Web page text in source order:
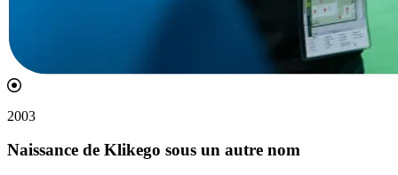
2003
Naissance de Klikego sous un autre nom